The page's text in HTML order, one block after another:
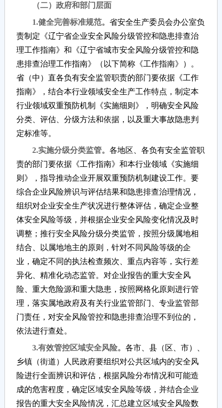
（二）政府和部门层面
1.健全完善标准规范。 省安全生产委员会办公室负
责制定《辽宁省企业安全风险分级管控和隐患排查治
理工作指南》和《辽宁省城市安全风险分级管控和隐
患排查治理工作指南》（以下简称《工作指南》）。
省（中）直各负有安全监管职责的部门要依据《工作
指南》，结合本行业领域安全生产工作特点，制定本
行业领域双重预防机制《实施细则》，明确安全风险
分类、评估、分级方法和依据，以及重大事故隐患判
定标准等。
2.实施分级分类监管。 各地区、各负有安全监管职
责的部门要依据《工作指南》和本行业领域《实施细
则》，指导推动企业开展双重预防机制建设工作。要
综合企业风险辨识与评估结果和隐患排查治理情况，
组织对企业安全生产状况进行整体评估，确定企业整
体安全风险等级，并根据企业安全风险变化情况及时
调整；推行安全风险分级分类监管，按照分级属地相
结合、以属地地主的原则，针对不同风险等级的企
业，确定不同的执法检查频次、重点内容等，实行差
异化、精准化动态监管。对企业报告的重大安全风
险、重大危险源和重大隐患，按照网格化原则进行管
理，落实属地政府及有关行业监管部门、专业监管部
门责任，对安全风险管控和隐患排查治理不到位的，
依法进行查处。
3.有效管控区域安全风险。 各市、县（区、市）、
乡镇（街道）人民政府要组织对公共区域内的安全风
险进行全面辨识和评估，根据风险分布情况和可能造
成的危害程度，确定区域安全风险等级，并结合企业
报告的重大安全风险情况，汇总建立区域安全风险数